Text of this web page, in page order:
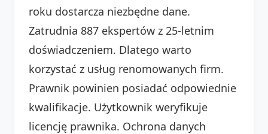
roku dostarcza niezbędne dane.
Zatrudnia 887 ekspertów z 25-letnim
doświadczeniem. Dlatego warto
korzystać z usług renomowanych firm.
Prawnik powinien posiadać odpowiednie
kwalifikacje. Użytkownik weryfikuje
licencję prawnika. Ochrona danych